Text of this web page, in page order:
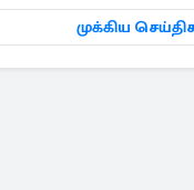
முக்கிய